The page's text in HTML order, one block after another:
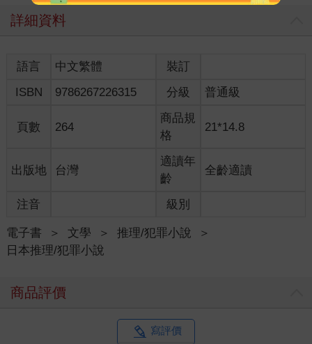
兮兮的卡其色夾克，沾滿了鬼針草之類的種子，但本人似乎不以
「什麼意思？」
就會爽死嗎？」
明明會去釣金魚，小金對高爾夫球和麻將卻似乎一竅不通。我們
在一起超過一年了，但我去工作時小金到底都在做些什麼，到現
在仍然充滿謎團。總之可以確定的是，她閒到不行。
「我是說，因為釣到稀奇的魚，開心到暴斃。」
雜木林逐漸變得稀疏開闊，看來目的地近了。這麼一想，再看看
垃圾，真沒公德心。不過，我們也半斤八兩就是了。
「那個大叔說是從來沒看過的魚。他說那種魚全身滑溜溜的，不
「或許吧。然後，那個大叔的朋友真的釣到了。那朋友當時只覺
詳細資料
語言 中文繁體
裝訂
ISBN
9786267226315 分級 普通級
頁數 264
商品規
格
21*14.8
出版地 台灣
適讀年
齡
全齡適讀
注音 級別
電子書 ＞ 文學 ＞ 推理/犯罪小說
＞
日本推理/犯罪小說
商品評價
寫評價